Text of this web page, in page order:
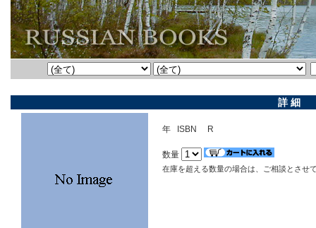
詳 細
年 ISBN R
数量
在庫を超える数量の場合は、ご相談とさせ